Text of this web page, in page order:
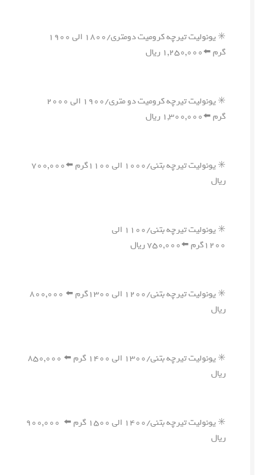
✳️ یونولیت تیرچه کرومیت دومتری/۱۸۰۰ الی ۱۹۰۰
گرم ⬅️۱,۲۵۰,۰۰۰ ریال
✳️ یونولیت تیرچه کرومیت دو متری/۱۹۰۰ الی ۲۰۰۰
گرم ⬅️۱,۳۰۰,۰۰۰ ریال
✳️ یونولیت تیرچه بتنی/۱۰۰۰ الی ۱۱۰۰گرم ⬅️۷۰۰,۰۰۰
ریال
✳️ یونولیت تیرچه بتنی/۱۱۰۰ الی
۱۲۰۰گرم ⬅️۷۵۰,۰۰۰ ریال
✳️ یونولیت تیرچه بتنی/۱۲۰۰ الی ۱۳۰۰گرم ⬅️ ۸۰۰,۰۰۰
ریال
✳️ یونولیت تیرچه بتنی/۱۳۰۰ الی ۱۴۰۰ گرم ⬅️ ۸۵۰,۰۰۰
ریال
✳️ یونولیت تیرچه بتنی/۱۴۰۰ الی ۱۵۰۰ گرم ⬅️ ۹۰۰,۰۰۰
ریال